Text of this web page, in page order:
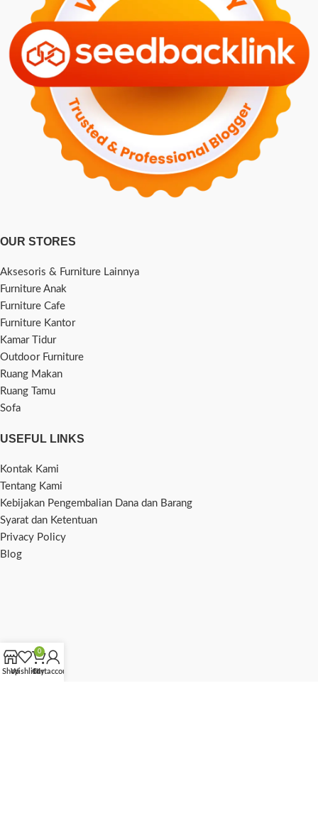
OUR STORES
Aksesoris & Furniture Lainnya
Furniture Anak
Furniture Cafe
Furniture Kantor
Kamar Tidur
Outdoor Furniture
Ruang Makan
Ruang Tamu
Sofa
USEFUL LINKS
Kontak Kami
Tentang Kami
Kebijakan Pengembalian Dana dan Barang
Syarat dan Ketentuan
Privacy Policy
Blog
ShopWishlist
0
Cart
My account